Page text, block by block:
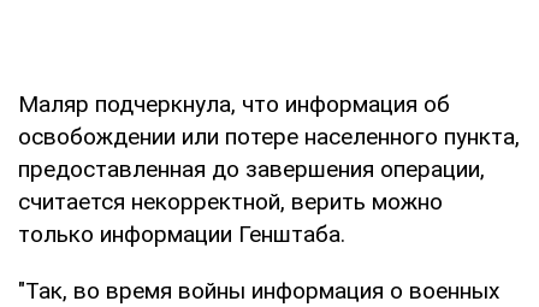
Маляр подчеркнула, что информация об
освобождении или потере населенного пункта,
предоставленная до завершения операции,
считается некорректной, верить можно
только информации Генштаба.
"Так, во время войны информация о военных